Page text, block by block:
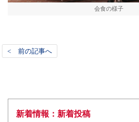
会食の様子
< 前の記事へ
新着情報：新着投稿